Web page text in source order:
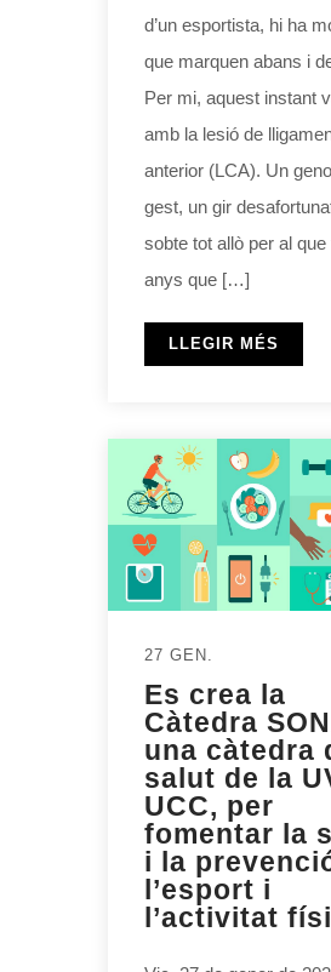
d’un esportista, hi ha
que marquen abans i
Per mi, aquest instant
amb la lesió de
anterior (LCA). Un
gest, un gir
sobte tot allò per al que
anys que […]
LLEGIR MÉS
27 GEN.
Es crea la
Càtedra
una càtedra
salut de la
UCC, per
fomentar la
i la
l’esport i
l’activitat